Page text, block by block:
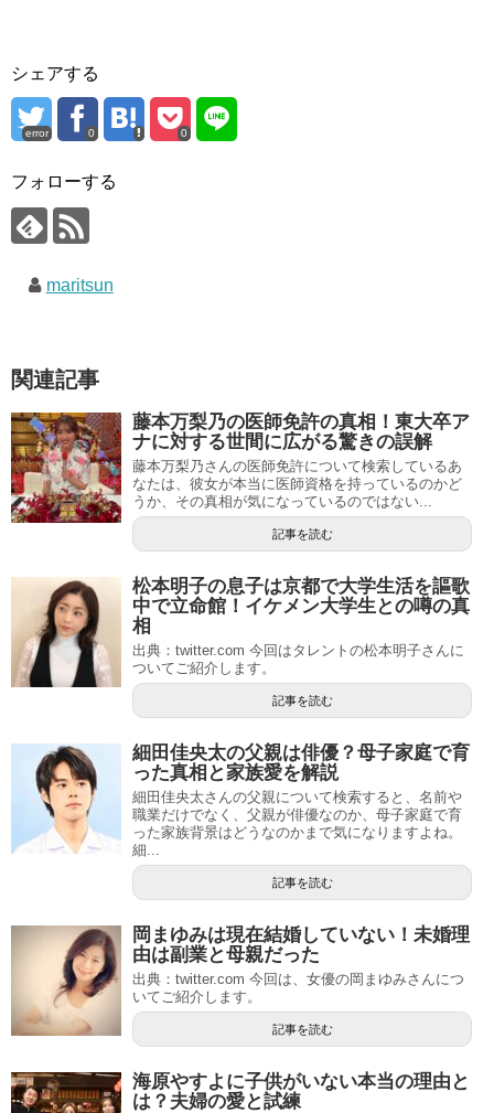
シェアする
error 0 0
フォローする
maritsun
関連記事
藤本万梨乃の医師免許の真相！東大卒ア
ナに対する世間に広がる驚きの誤解
藤本万梨乃さんの医師免許について検索しているあ
なたは、彼女が本当に医師資格を持っているのかど
うか、その真相が気になっているのではない...
記事を読む
松本明子の息子は京都で大学生活を謳歌
中で立命館！イケメン大学生との噂の真
相
出典：twitter.com 今回はタレントの松本明子さんに
ついてご紹介します。
記事を読む
細田佳央太の父親は俳優？母子家庭で育
った真相と家族愛を解説
細田佳央太さんの父親について検索すると、名前や
職業だけでなく、父親が俳優なのか、母子家庭で育
った家族背景はどうなのかまで気になりますよね。
細...
記事を読む
岡まゆみは現在結婚していない！未婚理
由は副業と母親だった
出典：twitter.com 今回は、女優の岡まゆみさんにつ
いてご紹介します。
記事を読む
海原やすよに子供がいない本当の理由と
は？夫婦の愛と試練